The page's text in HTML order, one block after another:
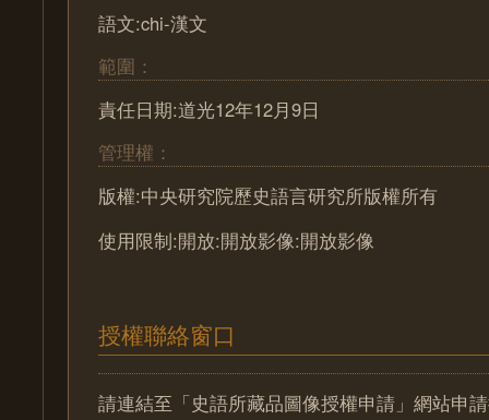
語文:chi-漢文
範圍：
責任日期:道光12年12月9日
管理權：
版權:中央研究院歷史語言研究所版權所有
使用限制:開放:開放影像:開放影像
授權聯絡窗口
請連結至「史語所藏品圖像授權申請」網站申